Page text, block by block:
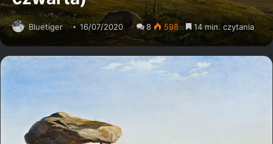
Bluetiger 16/07/2020 8 598 14 min. czytania